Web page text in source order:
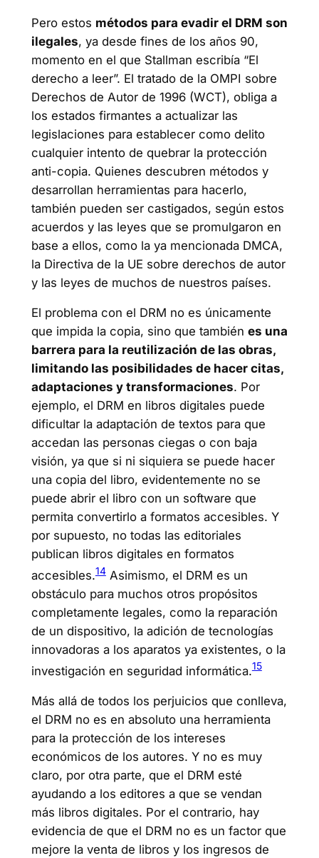
Pero estos métodos para evadir el DRM son
ilegales, ya desde fines de los años 90,
momento en el que Stallman escribía “El
derecho a leer”. El tratado de la OMPI sobre
Derechos de Autor de 1996 (WCT), obliga a
los estados firmantes a actualizar las
legislaciones para establecer como delito
cualquier intento de quebrar la protección
anti-copia. Quienes descubren métodos y
desarrollan herramientas para hacerlo,
también pueden ser castigados, según estos
acuerdos y las leyes que se promulgaron en
base a ellos, como la ya mencionada DMCA,
la Directiva de la UE sobre derechos de autor
y las leyes de muchos de nuestros países.
El problema con el DRM no es únicamente
que impida la copia, sino que también es una
barrera para la reutilización de las obras,
limitando las posibilidades de hacer citas,
adaptaciones y transformaciones. Por
ejemplo, el DRM en libros digitales puede
dificultar la adaptación de textos para que
accedan las personas ciegas o con baja
visión, ya que si ni siquiera se puede hacer
una copia del libro, evidentemente no se
puede abrir el libro con un software que
permita convertirlo a formatos accesibles. Y
por supuesto, no todas las editoriales
publican libros digitales en formatos
accesibles.14Asimismo, el DRM es un
obstáculo para muchos otros propósitos
completamente legales, como la reparación
de un dispositivo, la adición de tecnologías
innovadoras a los aparatos ya existentes, o la
investigación en seguridad informática.15
Más allá de todos los perjuicios que conlleva,
el DRM no es en absoluto una herramienta
para la protección de los intereses
económicos de los autores. Y no es muy
claro, por otra parte, que el DRM esté
ayudando a los editores a que se vendan
más libros digitales. Por el contrario, hay
evidencia de que el DRM no es un factor que
mejore la venta de libros y los ingresos de